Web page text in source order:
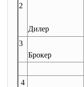
2
Дилер
3
Брокер
4